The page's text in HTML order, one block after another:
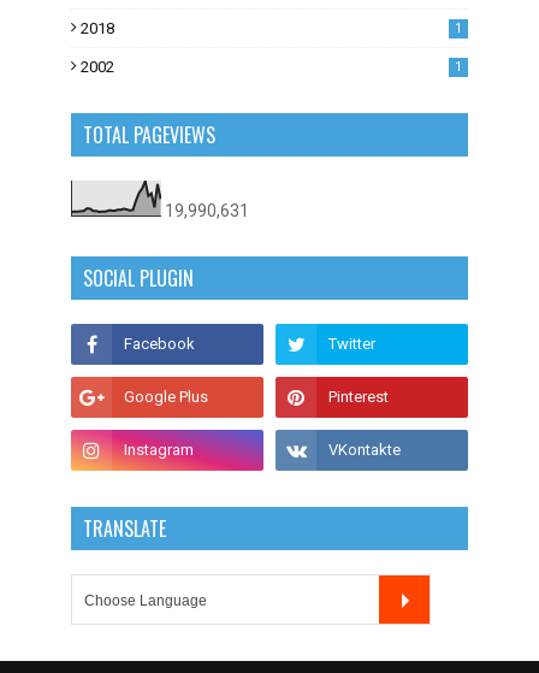
2018 1
2002 1
TOTAL PAGEVIEWS
19,990,631
SOCIAL PLUGIN
TRANSLATE